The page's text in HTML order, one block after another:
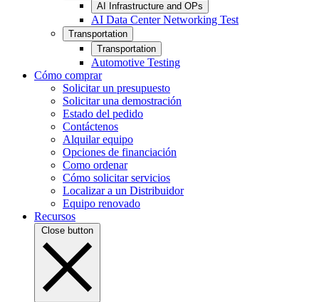
AI Infrastructure and OPs
AI Data Center Networking Test
Transportation
Transportation
Automotive Testing
Cómo comprar
Solicitar un presupuesto
Solicitar una demostración
Estado del pedido
Contáctenos
Alquilar equipo
Opciones de financiación
Como ordenar
Cómo solicitar servicios
Localizar a un Distribuidor
Equipo renovado
Recursos
Close button